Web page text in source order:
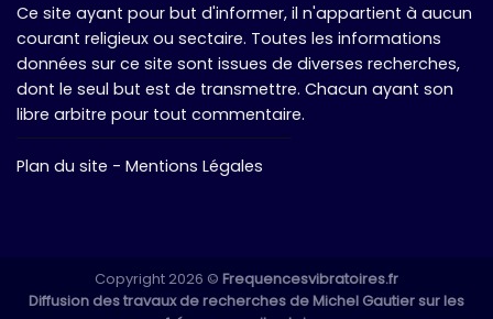
Ce site ayant pour but d'informer, il n'appartient à aucun
courant religieux ou sectaire. Toutes les informations
données sur ce site sont issues de diverses recherches,
dont le seul but est de transmettre. Chacun ayant son
libre arbitre pour tout commentaire.
Plan du site - Mentions Légales
Copyright 2026 © Frequencesvibratoires.fr
Diffusion des travaux de recherches de Michel Gautier sur les